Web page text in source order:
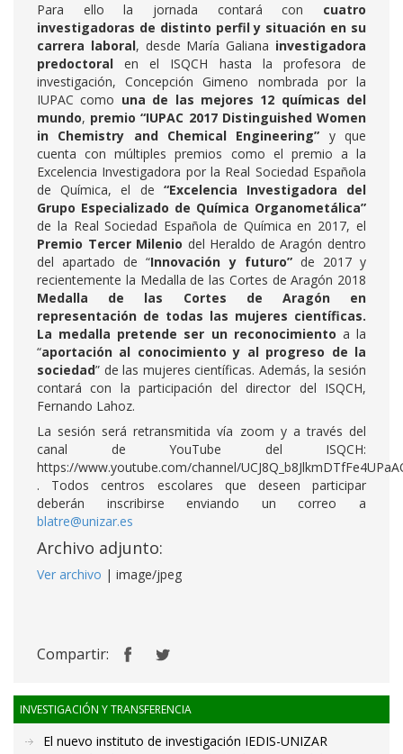
Para ello la jornada contará con cuatro
investigadoras de distinto perfil y situación en su
carrera laboral, desde María Galiana investigadora
predoctoral en el ISQCH hasta la profesora de
investigación, Concepción Gimeno nombrada por la
IUPAC como una de las mejores 12 químicas del
mundo, premio “IUPAC 2017 Distinguished Women
in Chemistry and Chemical Engineering” y que
cuenta con múltiples premios como el premio a la
Excelencia Investigadora por la Real Sociedad Española
de Química, el de “Excelencia Investigadora del
Grupo Especializado de Química Organometálica”
de la Real Sociedad Española de Química en 2017, el
Premio Tercer Milenio del Heraldo de Aragón dentro
del apartado de “Innovación y futuro”de 2017 y
recientemente la Medalla de las Cortes de Aragón 2018
Medalla de las Cortes de Aragón en
representación de todas las mujeres científicas.
La medalla pretende ser un reconocimiento a la
“aportación al conocimiento y al progreso de la
sociedad” de las mujeres científicas. Además, la sesión
contará con la participación del director del ISQCH,
Fernando Lahoz.
La sesión será retransmitida vía zoom y a través del
canal de YouTube del ISQCH:
https://www.youtube.com/channel/
. Todos centros escolares que deseen participar
deberán inscribirse enviando un correo a
blatre@unizar.es
Archivo adjunto:
Ver archivo | image/jpeg
Compartir:
INVESTIGACIÓN Y TRANSFERENCIA
El nuevo instituto de investigación IEDIS-UNIZAR